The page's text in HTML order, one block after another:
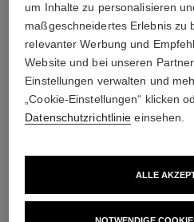
joues contraste
um Inhalte zu personalisieren
maßgeschneidertes Erlebnis zu
relevanter Werbung und
Website und bei unseren
Einstellungen verwalten und
„Cookie-Einstellungen“ klicken
Datenschutzrichtlinie einsehen.
ALLE